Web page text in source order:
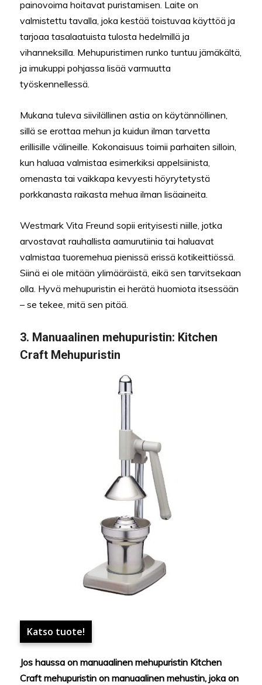
painovoima hoitavat puristamisen. Laite on
valmistettu tavalla, joka kestää toistuvaa käyttöä ja
tarjoaa tasalaatuista tulosta hedelmillä ja
vihanneksilla. Mehupuristimen runko tuntuu jämäkältä,
ja imukuppi pohjassa lisää varmuutta
työskennellessä.
Mukana tuleva siivilällinen astia on käytännöllinen,
sillä se erottaa mehun ja kuidun ilman tarvetta
erillisille välineille. Kokonaisuus toimii parhaiten silloin,
kun haluaa valmistaa esimerkiksi appelsiinista,
omenasta tai vaikkapa kevyesti höyrytetystä
porkkanasta raikasta mehua ilman lisäaineita.
Westmark Vita Freund sopii erityisesti niille, jotka
arvostavat rauhallista aamurutiinia tai haluavat
valmistaa tuoremehua pienissä erissä kotikeittiössä.
Siinä ei ole mitään ylimääräistä, eikä sen tarvitsekaan
olla. Hyvä mehupuristin ei herätä huomiota itsessään
– se tekee, mitä sen pitää.
3. Manuaalinen mehupuristin: Kitchen
Craft Mehupuristin
Katso tuote!
Jos haussa on manuaalinen mehupuristin Kitchen
Craft mehupuristin on manuaalinen mehustin, joka on